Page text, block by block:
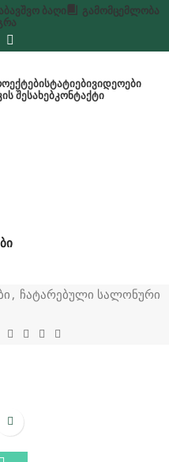
ᲑᲐᲦᲘ
ᲒᲐᲛᲝᲛᲪᲔᲛᲚᲝᲑᲐ
ᲡᲢᲐᲢᲘᲔᲑᲘᲕᲘᲓᲔᲝᲔᲑᲘ
ᲨᲔᲡᲐᲮᲔᲑᲙᲝᲜᲢᲐᲥᲢᲘ
, ჩატარებული სალონური